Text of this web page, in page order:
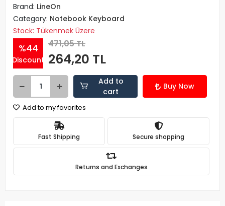
Brand: LineOn
Category: Notebook Keyboard
Stock: Tükenmek Üzere
%44
Discount
471,05 TL
264,20 TL
Add to
cart
Buy Now
Add to my favorites
Fast Shipping Secure shopping
Returns and Exchanges